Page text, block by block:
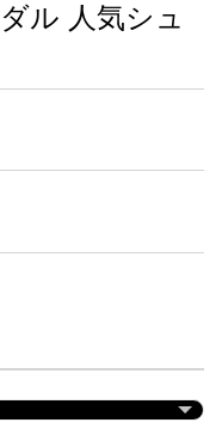
ル 人気シュ